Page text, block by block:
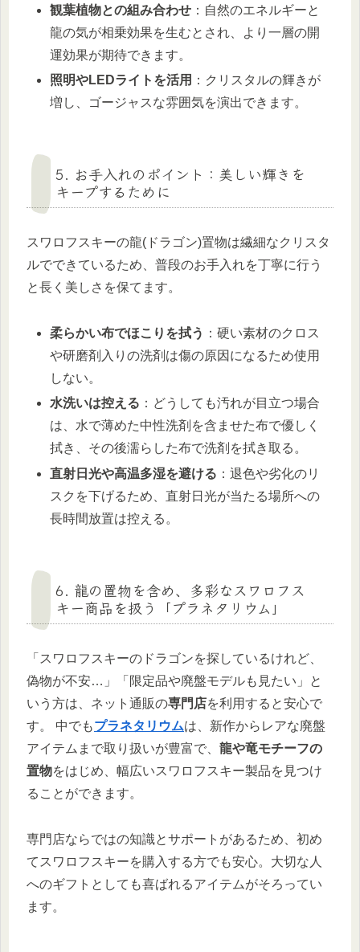
観葉植物との組み合わせ ：自然のエネルギーと
龍の気が相乗効果を生むとされ、より一層の開
運効果が期待できます。
照明やLEDライトを活用 ：クリスタルの輝きが
増し、ゴージャスな雰囲気を演出できます。
5. お手入れのポイント：美しい輝きを
キープするために
スワロフスキーの龍(ドラゴン)置物は繊細なクリスタ
ルでできているため、普段のお手入れを丁寧に行う
と長く美しさを保てます。
柔らかい布でほこりを拭う ：硬い素材のクロス
や研磨剤入りの洗剤は傷の原因になるため使用
しない。
水洗いは控える ：どうしても汚れが目立つ場合
は、水で薄めた中性洗剤を含ませた布で優しく
拭き、その後濡らした布で洗剤を拭き取る。
直射日光や高温多湿を避ける ：退色や劣化のリ
スクを下げるため、直射日光が当たる場所への
長時間放置は控える。
6. 龍の置物を含め、多彩なスワロフス
キー商品を扱う「プラネタリウム」
「スワロフスキーのドラゴンを探しているけれど、
偽物が不安…」「限定品や廃盤モデルも見たい」と
いう方は、ネット通販の専門店を利用すると安心で
す。 中でもプラネタリウムは、新作からレアな廃盤
アイテムまで取り扱いが豊富で、 龍や竜モチーフの
置物をはじめ、幅広いスワロフスキー製品を見つけ
ることができます。
専門店ならではの知識とサポートがあるため、初め
てスワロフスキーを購入する方でも安心。大切な人
へのギフトとしても喜ばれるアイテムがそろってい
ます。